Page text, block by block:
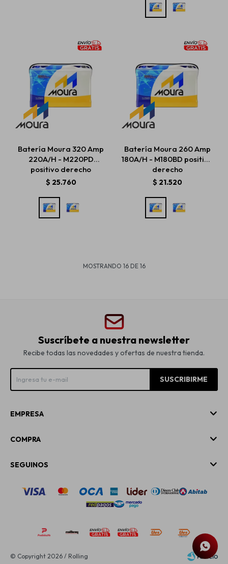
Batería Moura 320 Amp
220A/H - M220PD
positivo derecho
$ 25.760
Batería Moura 260 Amp
180A/H - M180BD positivo
derecho
$ 21.520
MOSTRANDO 16DE 16
Suscríbete a nuestra newsletter
Recibe todas las novedades y ofertas de nuestra tienda.
SUSCRIBIRME
EMPRESA
COMPRA
SEGUINOS
© Copyright 2026 / Rolling